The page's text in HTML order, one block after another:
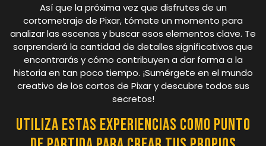
Así que la próxima vez que disfrutes de un
cortometraje de Pixar, tómate un momento para
analizar las escenas y buscar esos elementos clave. Te
sorprenderá la cantidad de detalles significativos que
encontrarás y cómo contribuyen a dar forma a la
historia en tan poco tiempo. ¡Sumérgete en el mundo
creativo de los cortos de Pixar y descubre todos sus
secretos!
Utiliza estas experiencias como punto